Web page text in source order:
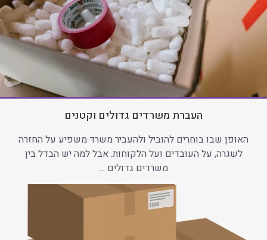
העברת משרדים גדולים וקטנים
האופן שבו בוחרים להוביל ולהעביר משרד משפיע על החזרה
לשגרה, על העובדים ועל הלקוחות. אבל למה יש הבדל בין
משרדים גדולים ...